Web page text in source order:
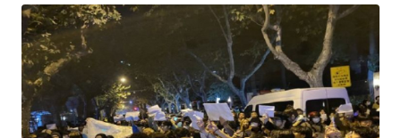
EKUIN
SAINS-TEKNO
KESEHATAN